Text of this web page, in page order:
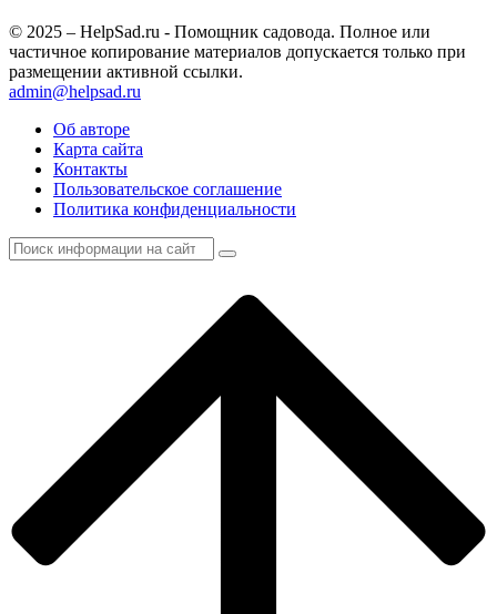
© 2025 – HelpSad.ru - Помощник садовода. Полное или
частичное копирование материалов допускается только при
размещении активной ссылки.
admin@helpsad.ru
Об авторе
Карта сайта
Контакты
Пользовательское соглашение
Политика конфиденциальности